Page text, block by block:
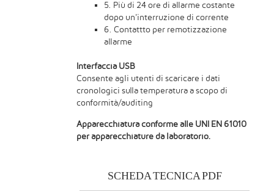
5. Più di 24 ore di allarme costante
dopo un'interruzione di corrente
6. Contattto per remotizzazione
allarme
Interfaccia USB
Consente agli utenti di scaricare i dati
cronologici sulla temperatura a scopo di
conformità/auditing
Apparecchiatura conforme alle UNI EN 61010
per apparecchiature da laboratorio.
SCHEDA TECNICA PDF